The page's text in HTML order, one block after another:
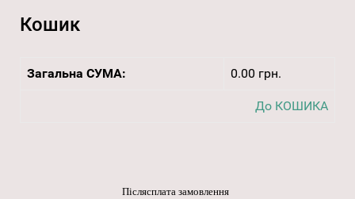
Кошик
Загальна СУМА: 0.00 грн.
До КОШИКА
Післясплата замовлення